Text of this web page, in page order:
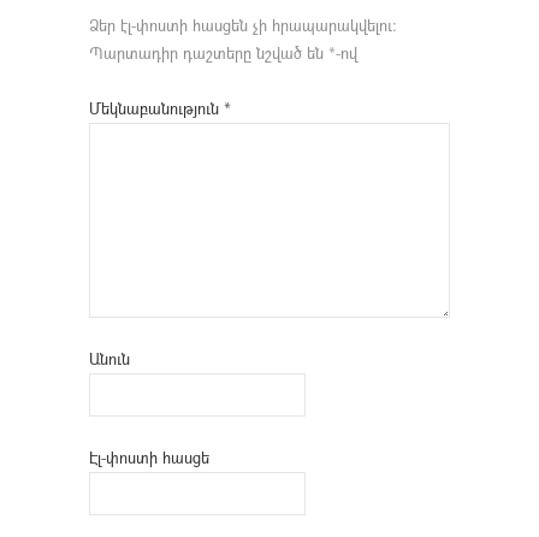
Ձեր էլ-փոստի հասցեն չի հրապարակվելու։
Պարտադիր դաշտերը նշված են *-ով
Մեկնաբանություն *
Անուն
Էլ-փոստի հասցե